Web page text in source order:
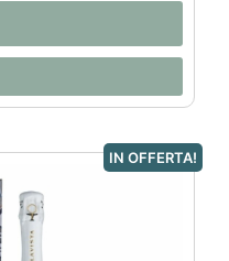
IN OFFERTA!